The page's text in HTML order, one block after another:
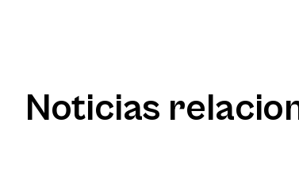
Noticias